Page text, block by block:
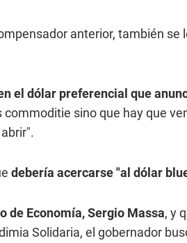
anterior, también se
el dólar preferencial que
sino que hay que
debería acercarse "al dólar
de Economía, Sergio Massa, y
Solidaria, el gobernador